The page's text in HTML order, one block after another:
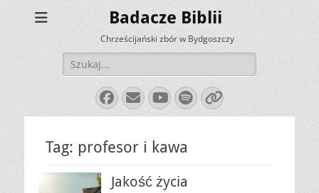
Badacze Biblii
Chrześcijański zbór w Bydgoszczy
Szukaj:
Facebook
E-
mail
YouTube
Spotify
Link
Tag: profesor i kawa
Jakość życia